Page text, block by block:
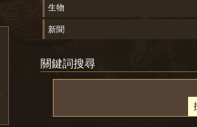
生物
新聞
關鍵詞搜尋